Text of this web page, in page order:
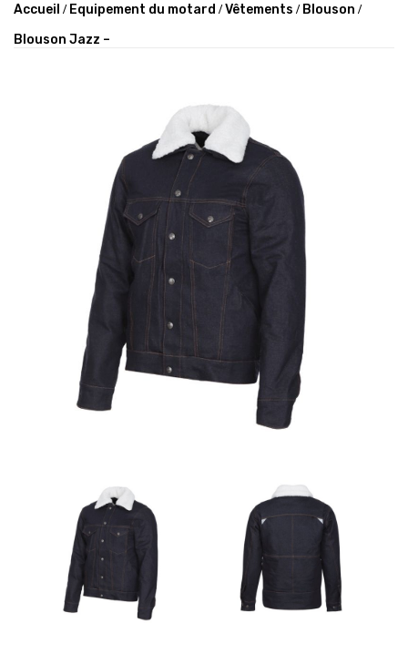
Accueil Equipement du motard Vêtements
Blouson
Blouson Jazz –